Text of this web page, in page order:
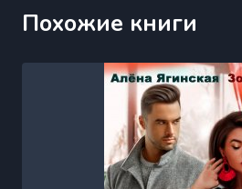
Похожие книги